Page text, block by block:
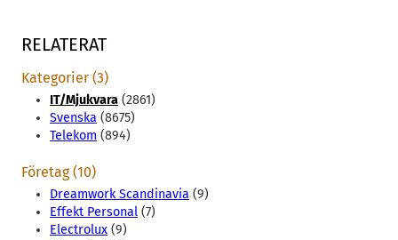
RELATERAT
Kategorier (3)
IT/Mjukvara (2861)
Svenska (8675)
Telekom (894)
Företag (10)
Dreamwork Scandinavia (9)
Effekt Personal (7)
Electrolux (9)